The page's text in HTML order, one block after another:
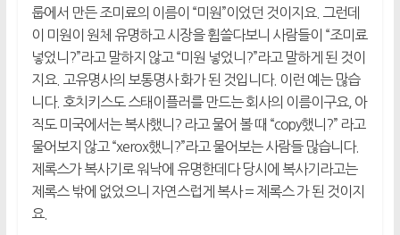
룹에서 만든 조미료의 이름이 “미원”이었던 것이지요. 그런데
이 미원이 원체 유명하고 시장을 휩쓸다보니 사람들이 “조미료
넣었니?”라고 말하지 않고 “미원 넣었니?”라고 말하게 된 것이
지요. 고유명사의 보통명사 화가 된 것입니다. 이런 예는 많습
니다. 호치키스도 스태이플러를 만드는 회사의 이름이구요, 아
직도 미국에서는 복사했니? 라고 물어 볼 때 “copy했니?” 라고
물어보지 않고 “xerox했니?”라고 물어보는 사람들 많습니다.
제록스가 복사기로 워낙에 유명한데다 당시에 복사기라고는
제록스 밖에 없었으니 자연스럽게 복사 = 제록스 가 된 것이지
요.